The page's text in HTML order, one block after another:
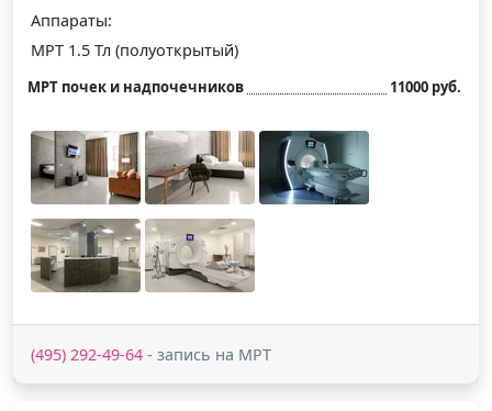
Аппараты:
МРТ 1.5 Тл (полуоткрытый)
МРТ почек и надпочечников 11000 руб.
(495) 292-49-64 - запись на МРТ